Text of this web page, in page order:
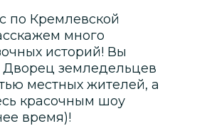
по Кремлевской
много
историй! Вы
Дворец земледельцев
местных жителей, а
красочным шоу
время)!